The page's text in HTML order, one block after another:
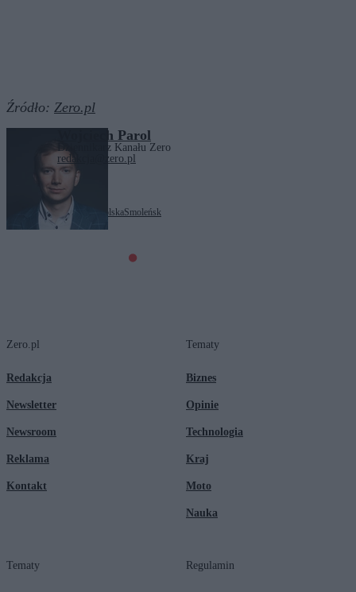
Źródło: Zero.pl
Wojciech Parol
Dziennikarz Kanału Zero
redakcja@zero.pl
historia katastrofa PolskaSmoleńsk
Zero.pl
Redakcja
Newsletter
Newsroom
Reklama
Kontakt
Tematy
Biznes
Opinie
Technologia
Kraj
Moto
Nauka
Tematy Regulamin